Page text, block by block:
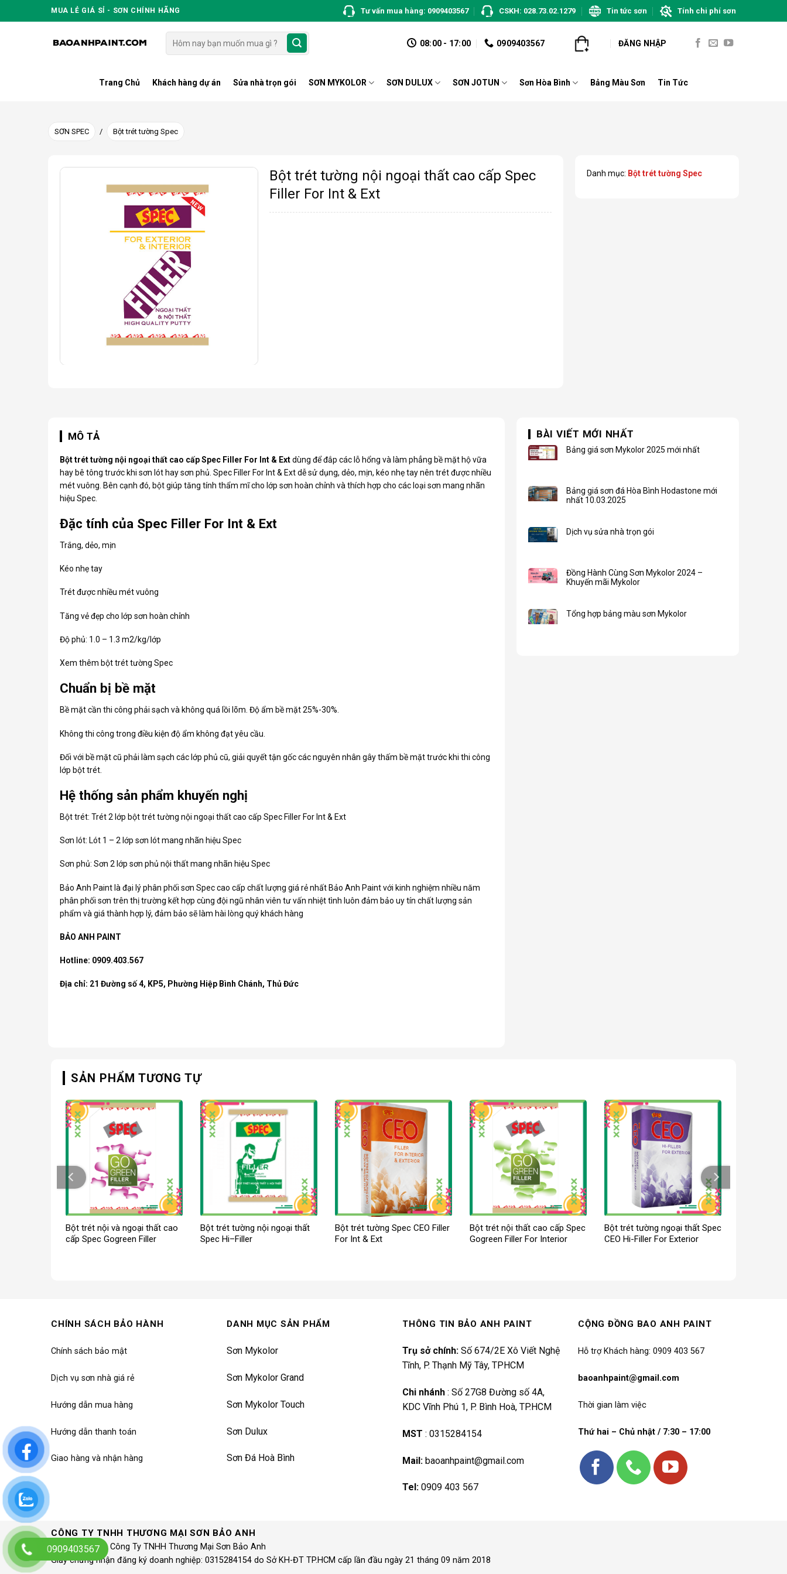
to
MUA LẺ GIÁ SỈ - SƠN CHÍNH HÃNG Tư vấn mua hàng: 0909403567 CSKH: 028.73.02.1279 Tin tức sơn Tính chi phí sơn
Tìm
kiếm:
08:00 - 17:00 0909403567 ĐĂNG NHẬP
Trang Chủ Khách hàng dự án Sửa nhà trọn gói SƠN MYKOLOR SƠN DULUX SƠN JOTUN Sơn Hòa Bình Bảng Màu Sơn Tin Tức
SƠN SPEC / Bột trét tường Spec
Bột trét tường nội ngoại thất cao cấp Spec
Filler For Int & Ext
Danh mục: Bột trét tường Spec
MÔ TẢ
Bột trét tường nội ngoại thất cao cấp Spec Filler For Int & Extdùng để đắp các lỗ hổng và làm phẳng bề mặt hộ vữa
hay bê tông trước khi sơn lót hay sơn phủ. Spec Filler For Int & Ext dễ sử dụng, dẻo, mịn, kéo nhẹ tay nên trét được nhiều
mét vuông. Bên cạnh đó, bột giúp tăng tính thẩm mĩ cho lớp sơn hoàn chỉnh và thích hợp cho các loại sơn mang nhãn
hiệu Spec.
Đặc tính của Spec Filler For Int & Ext
Trắng, dẻo, mịn
Kéo nhẹ tay
Trét được nhiều mét vuông
Tăng vẻ đẹp cho lớp sơn hoàn chỉnh
Độ phủ: 1.0 – 1.3 m2/kg/lớp
Xem thêm bột trét tường Spec
Chuẩn bị bề mặt
Bề mặt cần thi công phải sạch và không quá lồi lõm. Độ ẩm bề mặt 25%-30%.
Không thi công trong điều kiện độ ẩm không đạt yêu cầu.
Đối với bề mặt cũ phải làm sạch các lớp phủ cũ, giải quyết tận gốc các nguyên nhân gây thấm bề mặt trước khi thi công
lớp bột trét.
Hệ thống sản phẩm khuyến nghị
Bột trét: Trét 2 lớp bột trét tường nội ngoại thất cao cấp Spec Filler For Int & Ext
Sơn lót: Lót 1 – 2 lớp sơn lót mang nhãn hiệu Spec
Sơn phủ: Sơn 2 lớp sơn phủ nội thất mang nhãn hiệu Spec
Bảo Anh Paint là đại lý phân phối sơn Speccao cấp chất lượng giá rẻ nhất Bảo Anh Paint với kinh nghiệm nhiều năm
phân phối sơn trên thị trường kết hợp cùng đội ngũ nhân viên tư vấn nhiệt tình luôn đảm bảo uy tín chất lượng sản
phẩm và giá thành hợp lý, đảm bảo sẽ làm hài lòng quý khách hàng
BẢO ANH PAINT
Hotline: 0909.403.567
Địa chỉ: 21 Đường số 4, KP5, Phường Hiệp Bình Chánh, Thủ Đức
BÀI VIẾT MỚI NHẤT
Bảng giá sơn Mykolor 2025 mới nhất
Bảng giá sơn đá Hòa Bình Hodastone mới
nhất 10.03.2025
Dịch vụ sửa nhà trọn gói
Đồng Hành Cùng Sơn Mykolor 2024 –
Khuyến mãi Mykolor
Tổng hợp bảng màu sơn Mykolor
SẢN PHẨM TƯƠNG TỰ
Bột trét nội và ngoại thất cao
cấp Spec Gogreen Filler
Bột trét tường nội ngoại thất
Spec Hi–Filler
Bột trét tường Spec CEO Filler
For Int & Ext
Bột trét nội thất cao cấp Spec
Gogreen Filler For Interior
Bột trét tường ngoại thất Spec
CEO Hi-Filler For Exterior
CHÍNH SÁCH BẢO HÀNH
Chính sách bảo mật
Dịch vụ sơn nhà giá rẻ
Hướng dẫn mua hàng
Hướng dẫn thanh toán
Giao hàng và nhận hàng
DANH MỤC SẢN PHẨM
Sơn Mykolor
Sơn Mykolor Grand
Sơn Mykolor Touch
Sơn Dulux
Sơn Đá Hoà Bình
THÔNG TIN BẢO ANH PAINT
Trụ sở chính: Số 674/2E Xô Viết Nghệ
Tĩnh, P. Thạnh Mỹ Tây, TPHCM
Chi nhánh : Số 27G8 Đường số 4A,
KDC Vĩnh Phú 1, P. Bình Hoà, TP.HCM
MST : 0315284154
Mail: baoanhpaint@gmail.com
Tel: 0909 403 567
CỘNG ĐỒNG BAO ANH PAINT
Hỗ trợ Khách hàng: 0909 403 567
baoanhpaint@gmail.com
Thời gian làm việc
Thứ hai – Chủ nhật / 7:30 – 17:00
CÔNG TY TNHH THƯƠNG MẠI SƠN BẢO ANH
© 1997 – 2020 Công Ty TNHH Thương Mại Sơn Bảo Anh
Giấy chứng nhận đăng ký doanh nghiệp: 0315284154 do Sở KH-ĐT TP.HCM cấp lần đầu ngày 21 tháng 09 năm 2018
0909403567